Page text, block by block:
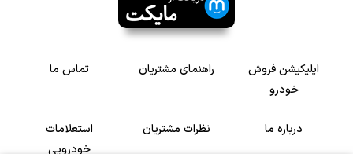
اپلیکیشن فروش
خودرو
راهنمای مشتریان تماس ما
درباره ما نظرات مشتریان
استعلامات
خودرویی